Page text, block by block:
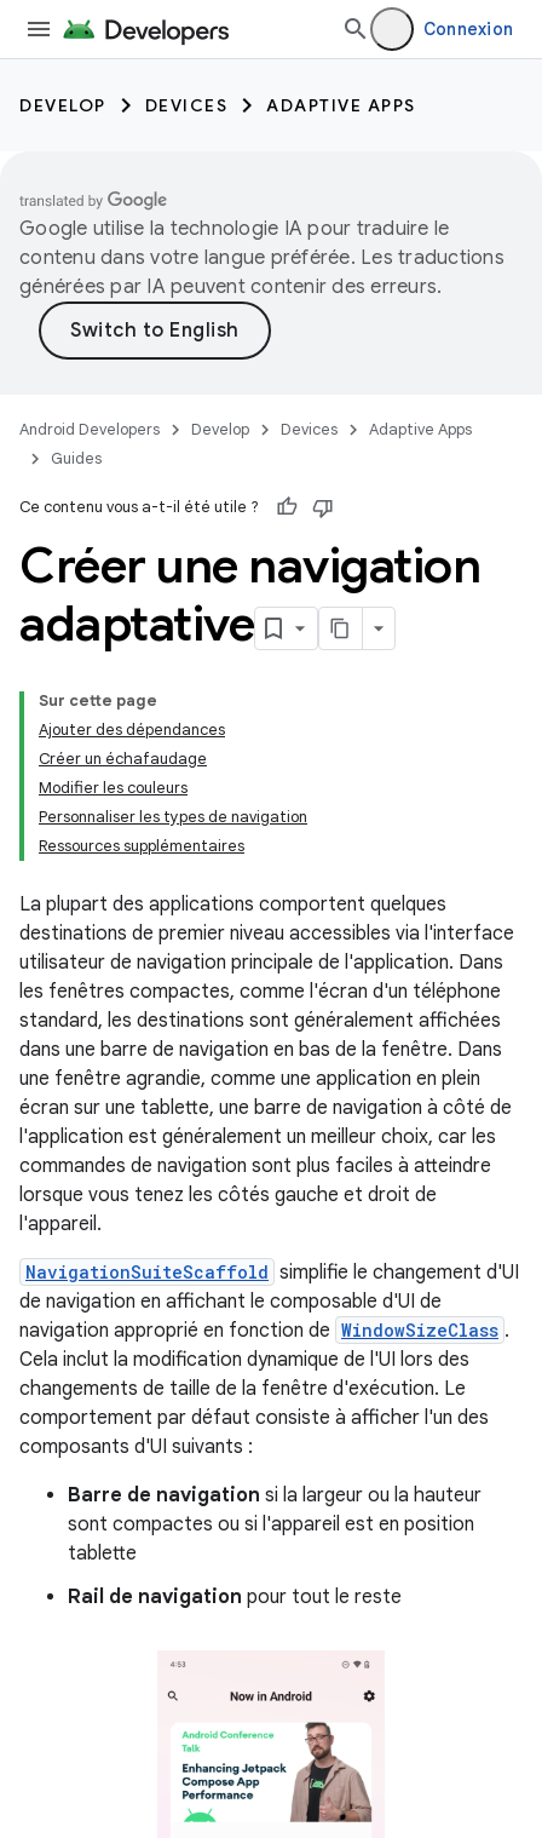
Connexion
DEVELOP DEVICES ADAPTIVE APPS
Google utilise la technologie IA pour traduire le
contenu dans votre langue préférée. Les traductions
générées par IA peuvent contenir des erreurs.
Android Developers Develop Devices
Adaptive Apps
Guides
Ce contenu vous a-t-il été utile ?
Créer une navigation
adaptative
Sur cette page
Ajouter des dépendances
Créer un échafaudage
Modifier les couleurs
Personnaliser les types de navigation
Ressources supplémentaires
La plupart des applications comportent quelques
destinations de premier niveau accessibles via l'interface
utilisateur de navigation principale de l'application. Dans
les fenêtres compactes, comme l'écran d'un téléphone
standard, les destinations sont généralement affichées
dans une barre de navigation en bas de la fenêtre. Dans
une fenêtre agrandie, comme une application en plein
écran sur une tablette, une barre de navigation à côté de
l'application est généralement un meilleur choix, car les
commandes de navigation sont plus faciles à atteindre
lorsque vous tenez les côtés gauche et droit de
l'appareil.
NavigationSuiteScaffold simplifie le changement d'UI
de navigation en affichant le composable d'UI de
navigation approprié en fonction de WindowSizeClass .
Cela inclut la modification dynamique de l'UI lors des
changements de taille de la fenêtre d'exécution. Le
comportement par défaut consiste à afficher l'un des
composants d'UI suivants :
Barre de navigation si la largeur ou la hauteur
sont compactes ou si l'appareil est en position
tablette
Rail de navigation pour tout le reste